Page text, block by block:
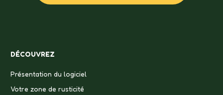
DÉCOUVREZ
Présentation du logiciel
Votre zone de rusticité